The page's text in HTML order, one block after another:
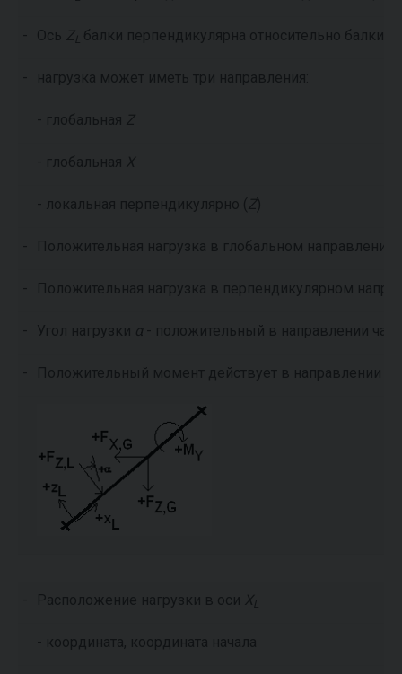
- Ось ZL балки перпендикулярна относительно балки
- нагрузка может иметь три направления:
- глобальная Z
- глобальная X
- локальная перпендикулярно ( Z)
- Положительная нагрузка в глобальном
- Положительная нагрузка в перпендикулярном
- Угол нагрузки α - положительный в направлении
- Положительный момент действует в направлении
- Расположение нагрузки в оси X L
- координата, координата начала